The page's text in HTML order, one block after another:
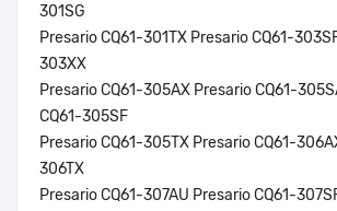
301SG
Presario CQ61-301TX Presario CQ61-
303XX
Presario CQ61-305AX Presario CQ61-
CQ61-305SF
Presario CQ61-305TX Presario CQ61-
306TX
Presario CQ61-307AU Presario CQ61-